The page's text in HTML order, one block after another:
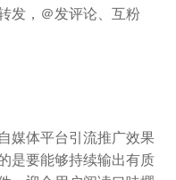
发，＠发评论、互粉
媒体平台引流推广效果
是要能够持续输出有质